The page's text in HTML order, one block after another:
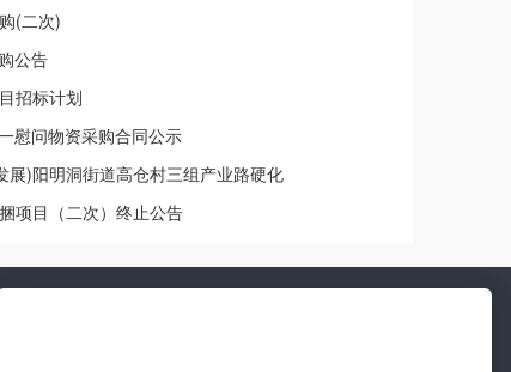
(二次)
公告
招标计划
慰问物资采购合同公示
)阳明洞街道高仓村三组产业路硬化
项目（二次）终止公告